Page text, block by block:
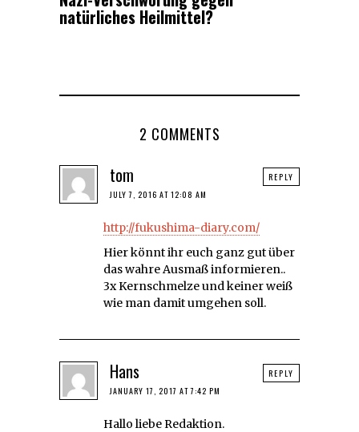
natürliches Heilmittel?
2 COMMENTS
tom
JULY 7, 2016 AT 12:08 AM
http://fukushima-diary.com/
Hier könnt ihr euch ganz gut über
das wahre Ausmaß informieren..
3x Kernschmelze und keiner weiß
wie man damit umgehen soll.
REPLY
Hans
JANUARY 17, 2017 AT 7:42 PM
Hallo liebe Redaktion.
REPLY